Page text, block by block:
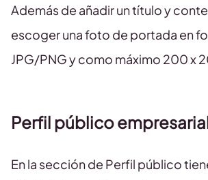
Además de añadir un título y
escoger una foto de portada en
JPG/PNG y como máximo 200 x
Perfil público
En la sección de Perfil público